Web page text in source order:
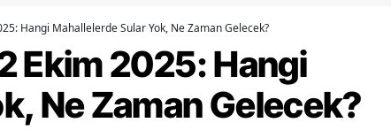
Hangi Mahallelerde Sular Yok, Ne Zaman Gelecek?
Ekim 2025: Hangi
Ne Zaman Gelecek?